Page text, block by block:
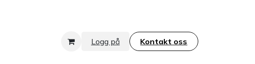
Logg på Kontakt oss​​​​​​​